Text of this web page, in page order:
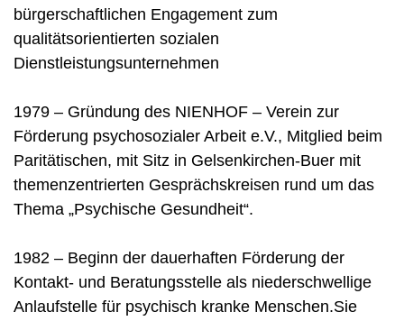
bürgerschaftlichen Engagement zum
qualitätsorientierten sozialen
Dienstleistungsunternehmen
1979 – Gründung des NIENHOF – Verein zur
Förderung psychosozialer Arbeit e.V., Mitglied beim
Paritätischen, mit Sitz in Gelsenkirchen-Buer mit
themenzentrierten Gesprächskreisen rund um das
Thema „Psychische Gesundheit“.
1982 – Beginn der dauerhaften Förderung der
Kontakt- und Beratungsstelle als niederschwellige
Anlaufstelle für psychisch kranke Menschen.Sie